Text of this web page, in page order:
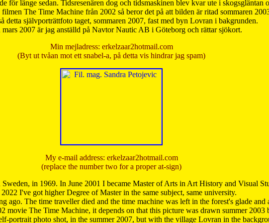
för länge sedan. Tidsresenären dog och tidsmaskinen blev kvar ute i
The Time Machine från 2002 så beror det på att bilden är ritad sommaren
detta självporträttfoto taget, sommaren 2007, fast med byn Lovran i bakgrunden.
mars 2007 är jag anställd på Navtor Nautic AB i Göteborg och rättar sjökort.
Min mejladress: erkelzaar2hotmail.com
(Byt ut tvåan mot ett snabel-a, på detta vis hindrar jag spam)
My e-mail address: erkelzaar2hotmail.com
(replace the number two for a proper at-sign)
in 1969. In June 2001 I became Master of Arts in Art History and Visual
I've got higher Degree of Master in the same subject, same university.
ago. The time traveller died and the time machine was left in the forest's glade
movie The Time Machine, it depends on that this picture was drawn summer
portrait photo shot, in the summer 2007, but with the village Lovran in the